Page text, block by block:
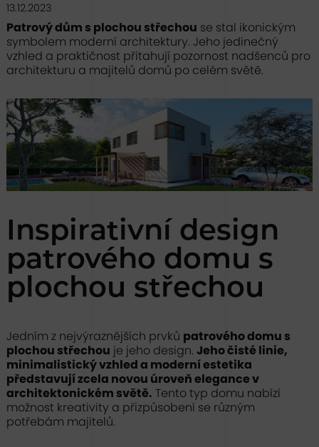
13.12.2023
Patrový dům s plochou střechou se stal ikonickým
symbolem moderní architektury. Jeho jedinečný
vzhled a praktičnost přitahují pozornost nadšenců pro
architekturu a majitelů domů po celém světě.
Inspirativní design
patrového domu s
plochou střechou
Jedním z nejvýraznějších prvků patrového domu s
plochou střechou je jeho design. Jeho čisté linie,
minimalistický vzhled a moderní estetika
představují zcela novou úroveň elegance v
architektonickém světě. Tento typ domu nabízí
možnost kreativity a přizpůsobení se různým
potřebám majitelů.